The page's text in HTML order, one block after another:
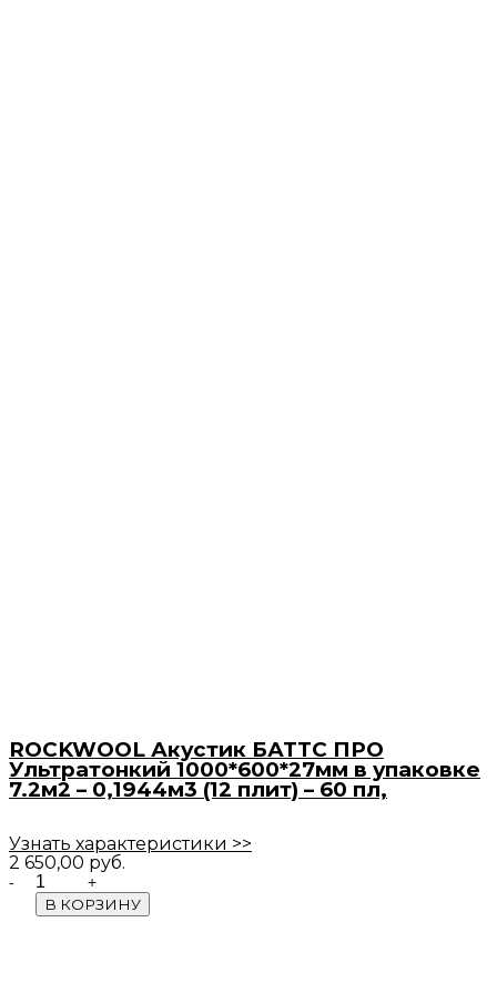
ROCKWOOL Акустик БАТТС ПРО
Ультратонкий 1000*600*27мм в упаковке
7.2м2 – 0,1944м3 (12 плит) – 60 пл,
Узнать характеристики >>
2 650,00 руб.
Quantity
В КОРЗИНУ